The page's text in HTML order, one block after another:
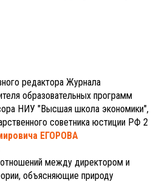
редактора Журнала
образовательных программ
НИУ "Высшая школа экономики",
советника юстиции РФ 2
ЕГОРОВА
между директором и
объясняющие природу